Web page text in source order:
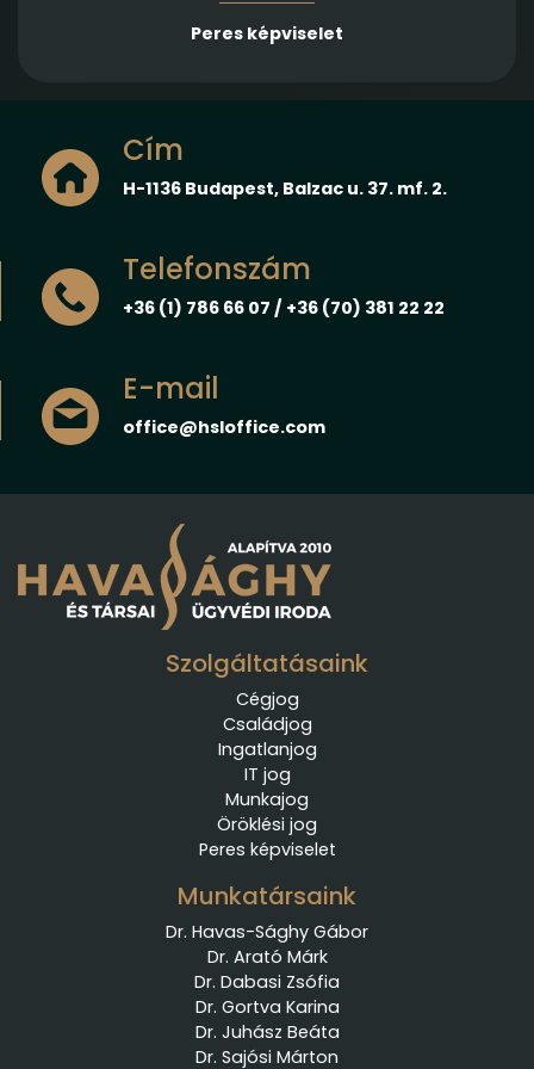
Peres képviselet
Cím
H-1136 Budapest, Balzac u. 37. mf. 2.
Telefonszám
+36 (1) 786 66 07 / +36 (70) 381 22 22
E-mail
office@hsloffice.com
Szolgáltatásaink
Cégjog
Családjog
Ingatlanjog
IT jog
Munkajog
Öröklési jog
Peres képviselet
Munkatársaink
Dr. Havas-Sághy Gábor
Dr. Arató Márk
Dr. Dabasi Zsófia
Dr. Gortva Karina
Dr. Juhász Beáta
Dr. Sajósi Márton